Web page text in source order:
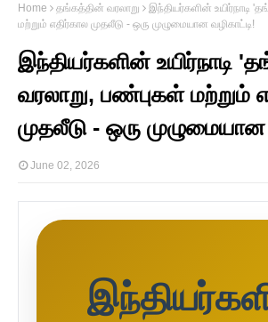
Home தங்கத்தின் வரலாறு
இந்தியர்களின் உயிர்நாடி
மற்றும் எதிர்கால முதலீடு - ஒரு முழுமையான வழிகாட்டி!
இந்தியர்களின் உயிர்நாடி
வரலாறு, பண்புகள் மற்றும்
முதலீடு - ஒரு முழுமையான
June 02, 2026